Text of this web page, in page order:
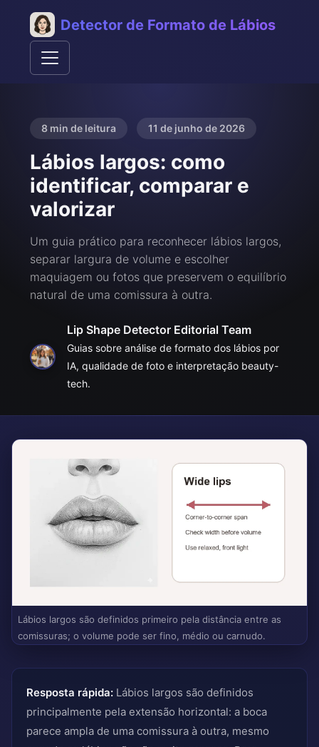
Detector de Formato de Lábios
8 min de leitura 11 de junho de 2026
Lábios largos: como
identificar, comparar e
valorizar
Um guia prático para reconhecer lábios largos,
separar largura de volume e escolher
maquiagem ou fotos que preservem o equilíbrio
natural de uma comissura à outra.
Lip Shape Detector Editorial Team
Guias sobre análise de formato dos lábios por
IA, qualidade de foto e interpretação beauty-
tech.
Lábios largos são definidos primeiro pela distância entre as
comissuras; o volume pode ser fino, médio ou carnudo.
Resposta rápida: Lábios largos são definidos
principalmente pela extensão horizontal: a boca
parece ampla de uma comissura à outra, mesmo